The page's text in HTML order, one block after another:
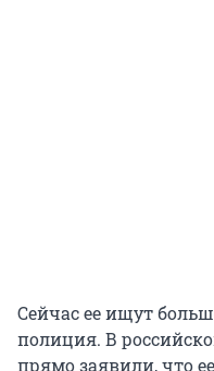
Сейчас ее ищут
полиция. В
прямо заявили, что